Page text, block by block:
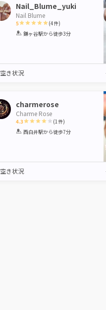
Nail_Blume_yuki
Nail Blume
5
1 2 3 4 5
(4件)
鎌ヶ谷駅から徒歩3分
空き状況
charmerose
Charme Rose
4.3
1 2 3 4 5
(1 件)
西白井駅から徒歩7分
空き状況